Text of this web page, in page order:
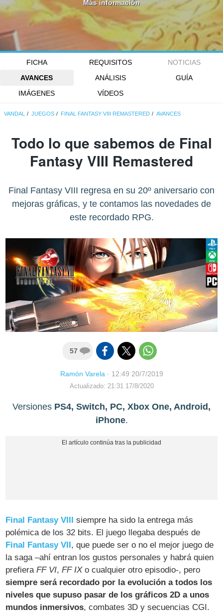
Más información
FICHA REQUISITOS
NOTICIAS
AVANCES
ANÁLISIS
GUÍA
IMÁGENES
VÍDEOS
VANDAL JUEGOS FINAL FANTASY VIII REMASTERED AVANCES
Todo lo que sabemos de Final
Fantasy VIII Remastered
Final Fantasy VIII regresa en su 20º aniversario con
mejoras gráficas, y te contamos las novedades de
este recordado RPG.
57
Ramón Varela · 12:49 20/7/2019
Actualizado: 21:31 17/8/2020
Versiones PS4, Switch, PC, Xbox One, Android,
iPhone.
Final Fantasy VIII siempre ha sido la entrega más
polémica de los 32 bits. El juego llegaba después de
Final Fantasy VII, que puede ser o no el mejor juego de
la saga –ahí entran los gustos personales y habrá quien
prefieraFF VI,FF IXo cualquier otro episodio-, pero
siempre será recordado por la evolución a todos los
niveles que supuso pasar de los gráficos 2D a unos
mundos inmersivos, combates 3D y secuencias CGI.